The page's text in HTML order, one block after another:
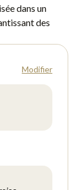
dans un
des